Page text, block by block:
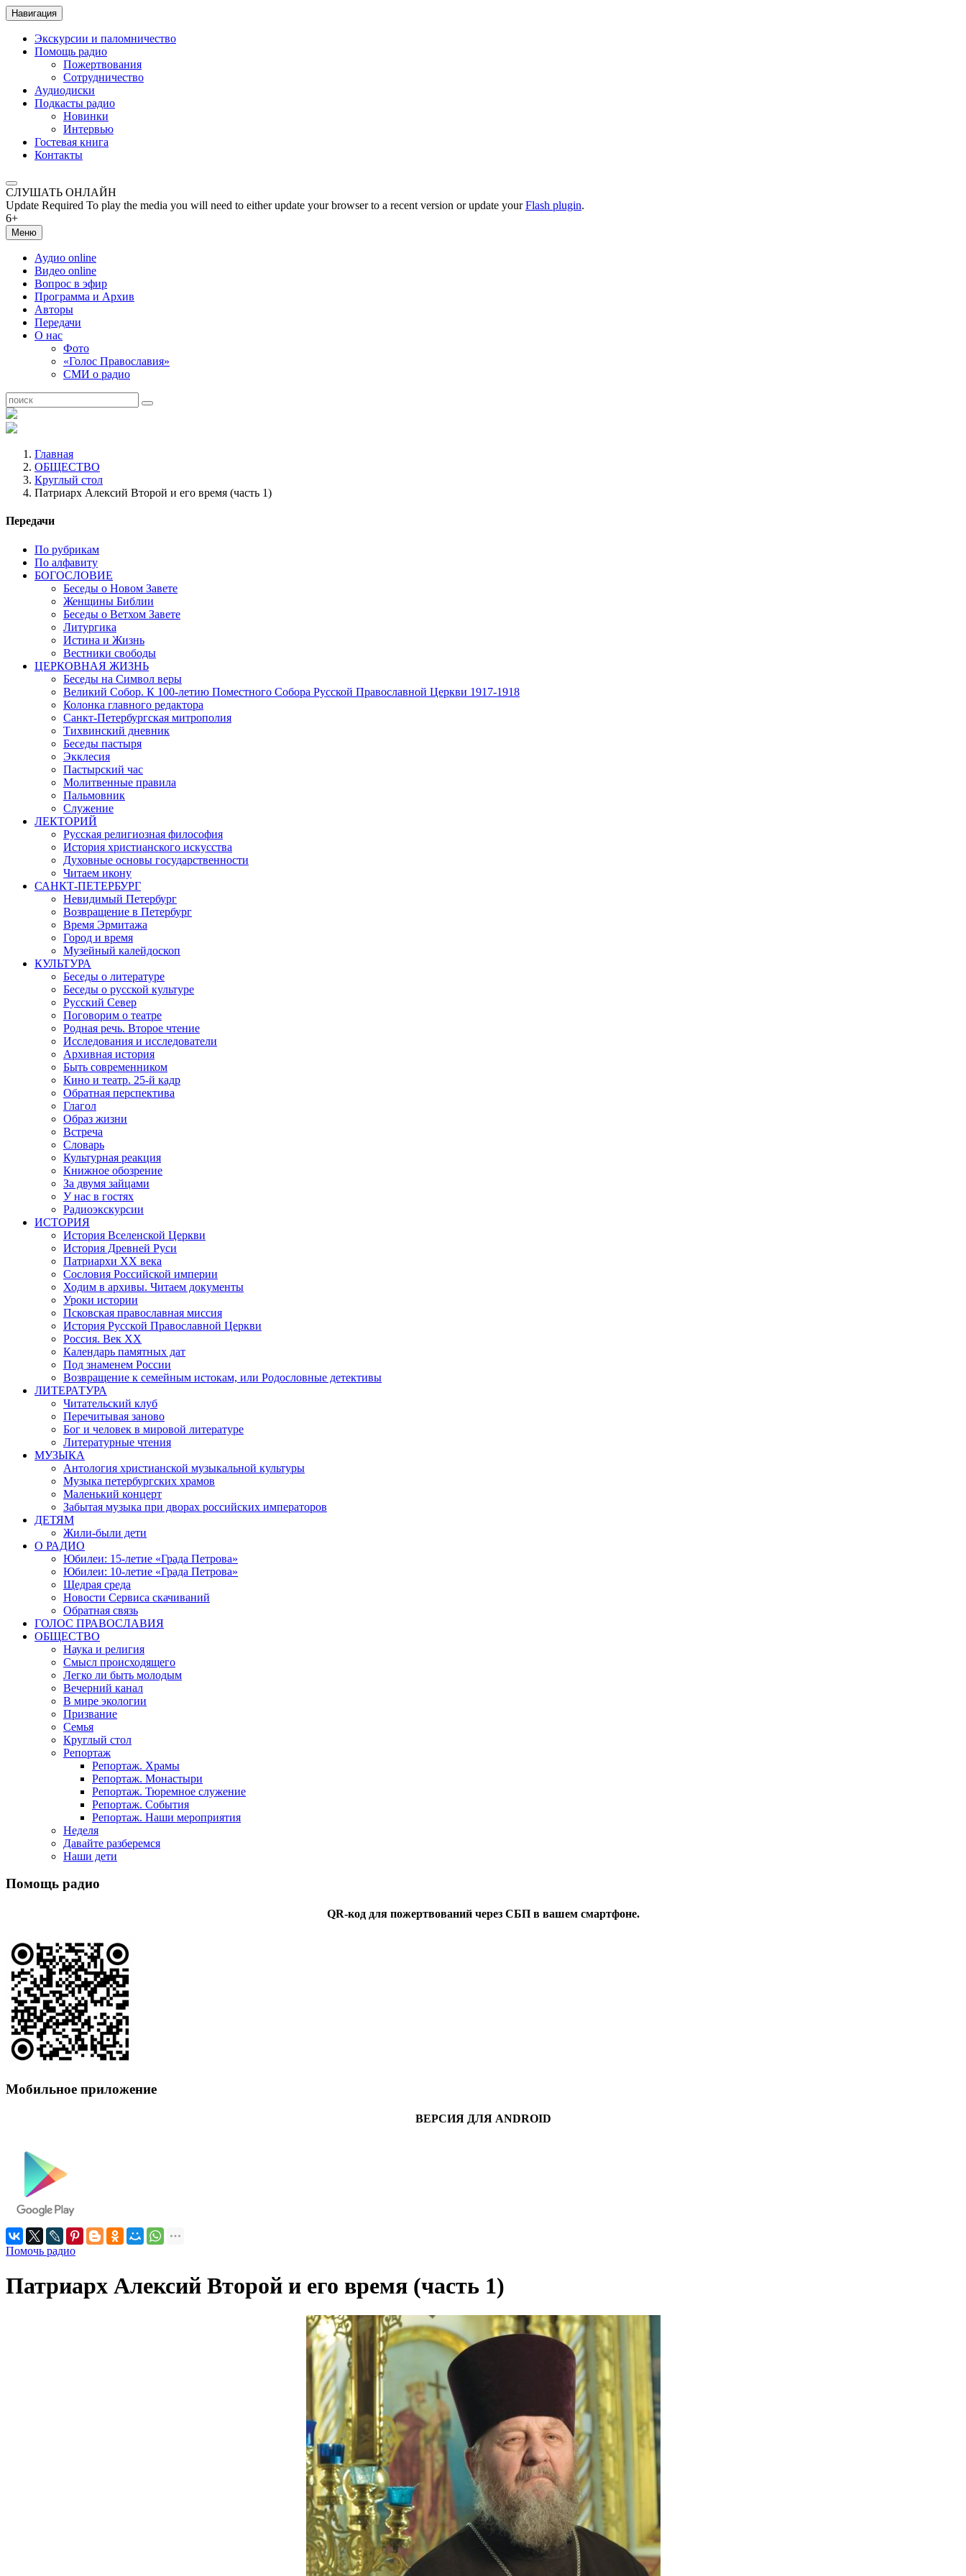
Навигация
Экскурсии и паломничество
Помощь радио
Пожертвования
Сотрудничество
Аудиодиски
Подкасты радио
Новинки
Интервью
Гостевая книга
Контакты
СЛУШАТЬ ОНЛАЙН
Update Required To play the media you will need to either update your browser to a recent version or update yourFlash plugin.
6+
Меню
Аудио online
Видео online
Вопрос в эфир
Программа и Архив
Авторы
Передачи
О нас
Фото
«Голос Православия»
СМИ о радио
Главная
ОБЩЕСТВО
Круглый стол
Патриарх Алексий Второй и его время (часть 1)
Передачи
По рубрикам
По алфавиту
БОГОСЛОВИЕ
Беседы о Новом Завете
Женщины Библии
Беседы о Ветхом Завете
Литургика
Истина и Жизнь
Вестники свободы
ЦЕРКОВНАЯ ЖИЗНЬ
Беседы на Символ веры
Великий Собор. К 100-летию Поместного Собора Русской Православной Церкви 1917-1918
Колонка главного редактора
Санкт-Петербургская митрополия
Тихвинский дневник
Беседы пастыря
Экклесия
Пастырский час
Молитвенные правила
Пальмовник
Служение
ЛЕКТОРИЙ
Русская религиозная философия
История христианского искусства
Духовные основы государственности
Читаем икону
САНКТ-ПЕТЕРБУРГ
Невидимый Петербург
Возвращение в Петербург
Время Эрмитажа
Город и время
Музейный калейдоскоп
КУЛЬТУРА
Беседы о литературе
Беседы о русской культуре
Русский Север
Поговорим о театре
Родная речь. Второе чтение
Исследования и исследователи
Архивная история
Быть современником
Кино и театр. 25-й кадр
Обратная перспектива
Глагол
Образ жизни
Встреча
Словарь
Культурная реакция
Книжное обозрение
За двумя зайцами
У нас в гостях
Радиоэкскурсии
ИСТОРИЯ
История Вселенской Церкви
История Древней Руси
Патриархи XX века
Сословия Российской империи
Ходим в архивы. Читаем документы
Уроки истории
Псковская православная миссия
История Русской Православной Церкви
Россия. Век ХХ
Календарь памятных дат
Под знаменем России
Возвращение к семейным истокам, или Родословные детективы
ЛИТЕРАТУРА
Читательский клуб
Перечитывая заново
Бог и человек в мировой литературе
Литературные чтения
МУЗЫКА
Антология христианской музыкальной культуры
Музыка петербургских храмов
Маленький концерт
Забытая музыка при дворах российских императоров
ДЕТЯМ
Жили-были дети
О РАДИО
Юбилеи: 15-летие «Града Петрова»
Юбилеи: 10-летие «Града Петрова»
Щедрая среда
Новости Сервиса скачиваний
Обратная связь
ГОЛОС ПРАВОСЛАВИЯ
ОБЩЕСТВО
Наука и религия
Смысл происходящего
Легко ли быть молодым
Вечерний канал
В мире экологии
Призвание
Семья
Круглый стол
Репортаж
Репортаж. Храмы
Репортаж. Монастыри
Репортаж. Тюремное служение
Репортаж. События
Репортаж. Наши мероприятия
Неделя
Давайте разберемся
Наши дети
Помощь радио
QR-код для пожертвований через СБП в вашем смартфоне.
Мобильное приложение
ВЕРСИЯ ДЛЯ ANDROID
Помочь радио
Патриарх Алексий Второй и его время (часть 1)